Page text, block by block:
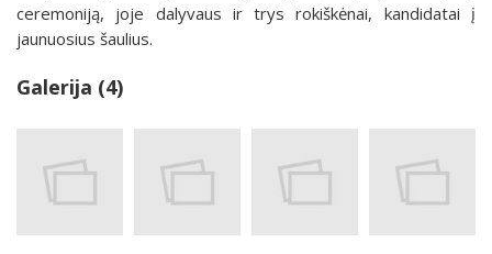
ceremoniją, joje dalyvaus ir trys rokiškėnai, kandidatai į
jaunuosius šaulius.
Galerija (4)